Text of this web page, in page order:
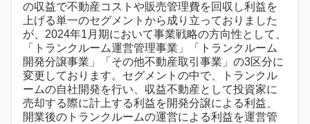
の収益で不動産コストや販売管理費を回収し利益を
上げる単一のセグメントから成り立っておりました
が、2024年1月期において事業戦略の方向性として、
「トランクルーム運営管理事業」「トランクルーム
開発分譲事業」「その他不動産取引事業」の3区分に
変更しております。セグメントの中で、トランクル
ームの自社開発を行い、収益不動産として投資家に
売却する際に計上する利益を開発分譲による利益、
開業後のトランクルームの運営による利益を運営管